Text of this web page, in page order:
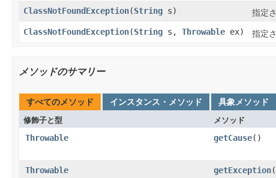
ClassNotFoundException(String s) 指定
ClassNotFoundException(String s, Throwable ex) 指定
メソッドのサマリー
すべてのメソッド インスタンス・メソッド 具象メソッド
修飾子と型 メソッド
Throwable getCause()
Throwable
getException